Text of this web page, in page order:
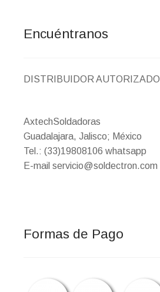
Encuéntranos
DISTRIBUIDOR AUTORIZADO
AxtechSoldadoras
Guadalajara, Jalisco; México
Tel.: (33)19808106 whatsapp
E-mail servicio@soldectron.com
Formas de Pago